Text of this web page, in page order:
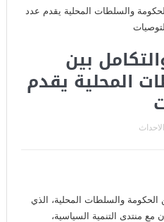
بين
المحلية يقدم
والسلطات المحلية، الذي
مع منتدى التنمية السياسية،